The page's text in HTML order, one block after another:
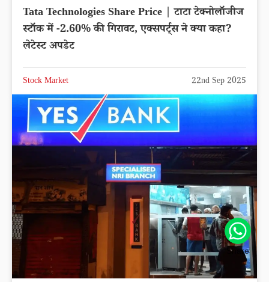
Tata Technologies Share Price | टाटा टेक्नोलॉजीज
स्टॉक में -2.60% की गिरावट, एक्सपर्ट्स ने क्या कहा?
लेटेस्ट अपडेट
Stock Market 22nd Sep 2025
Share